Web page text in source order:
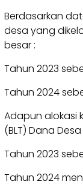
Berdasarkan
desa yang
besar :
Tahun 2023
Tahun 2024
Adapun alokasi
(BLT) Dana
Tahun 2023
Tahun 2024